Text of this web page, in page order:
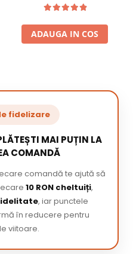
ADAUGA IN COS
fidelizare
MAI PUȚIN LA
COMANDĂ
comandă te ajută să
10 RON cheltuiți,
, iar punctele
în reducere pentru
viitoare.